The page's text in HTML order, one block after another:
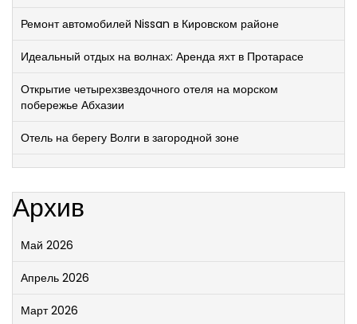
Ремонт автомобилей Nissan в Кировском районе
Идеальный отдых на волнах: Аренда яхт в Протарасе
Открытие четырехзвездочного отеля на морском
побережье Абхазии
Отель на берегу Волги в загородной зоне
Архив
Май 2026
Апрель 2026
Март 2026